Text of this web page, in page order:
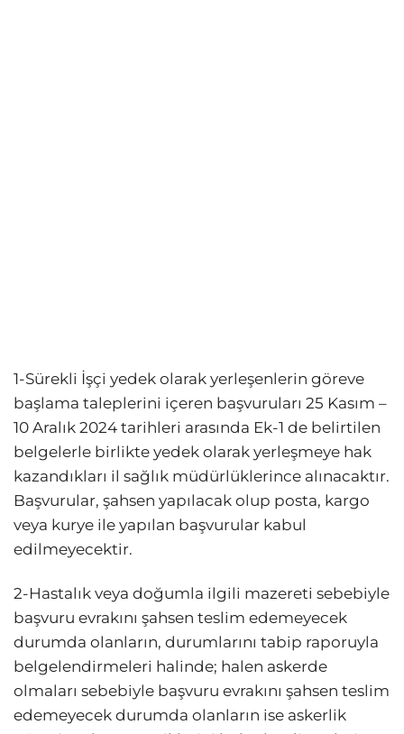
1-Sürekli İşçi yedek olarak yerleşenlerin göreve
başlama taleplerini içeren başvuruları 25 Kasım –
10 Aralık 2024 tarihleri arasında Ek-1 de belirtilen
belgelerle birlikte yedek olarak yerleşmeye hak
kazandıkları il sağlık müdürlüklerince alınacaktır.
Başvurular, şahsen yapılacak olup posta, kargo
veya kurye ile yapılan başvurular kabul
edilmeyecektir.
2-Hastalık veya doğumla ilgili mazereti sebebiyle
başvuru evrakını şahsen teslim edemeyecek
durumda olanların, durumlarını tabip raporuyla
belgelendirmeleri halinde; halen askerde
olmaları sebebiyle başvuru evrakını şahsen teslim
edemeyecek durumda olanların ise askerlik